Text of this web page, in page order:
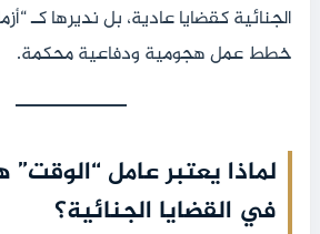
الجنائية كقضايا عادية، بل نديرها كـ
خطط عمل هجومية ودفاعية محكمة.
لماذا يعتبر عامل “الوقت”
في القضايا الجنائية؟